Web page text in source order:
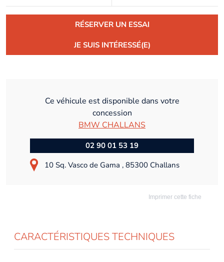
RÉSERVER UN ESSAI
JE SUIS INTÉRESSÉ(E)
Ce véhicule est disponible dans votre
concession
BMW CHALLANS
02 90 01 53 19
10 Sq. Vasco de Gama , 85300 Challans
Imprimer cette fiche
CARACTÉRISTIQUES TECHNIQUES